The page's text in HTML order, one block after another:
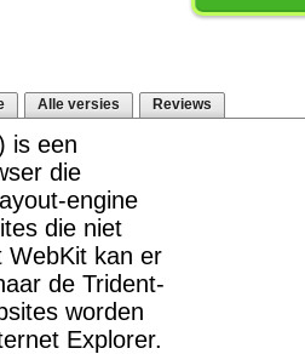
Alle versies Reviews
is een
die
engine
die niet
WebKit kan er
de Trident-
worden
Explorer.